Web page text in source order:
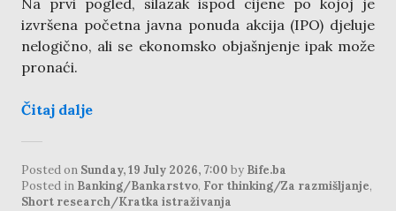
izvršena početna javna ponuda akcija (IPO) djeluje
nelogično, ali se ekonomsko objašnjenje ipak može
pronaći.
Čitaj dalje
Posted on Sunday, 19 July 2026, 7:00 by Bife.ba
Posted in Banking/Bankarstvo, For thinking/Za razmišljanje,
Short research/Kratka istraživanja